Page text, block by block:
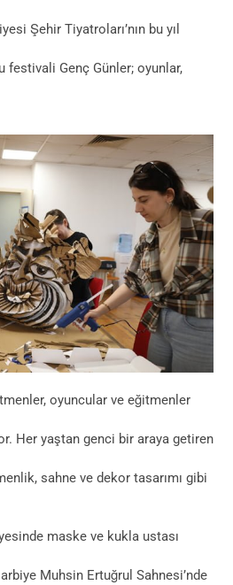
Şehir Tiyatroları’nın bu yıl
festivali Genç Günler; oyunlar,
oyuncular ve eğitmenler
Her yaştan genci bir araya getiren
sahne ve dekor tasarımı gibi
maske ve kukla ustası
Muhsin Ertuğrul Sahnesi’nde